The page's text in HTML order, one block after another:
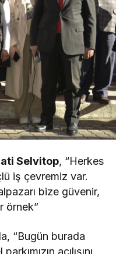
Selvitop, “Herkes
iş çevremiz var.
bize güvenir,
örnek”
“Bugün burada
açılışını